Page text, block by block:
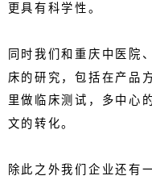
更具有科学性。
同时我们和重庆中医院
床的研究，包括在产品
里做临床测试，多中心
文的转化。
除此之外我们企业还有